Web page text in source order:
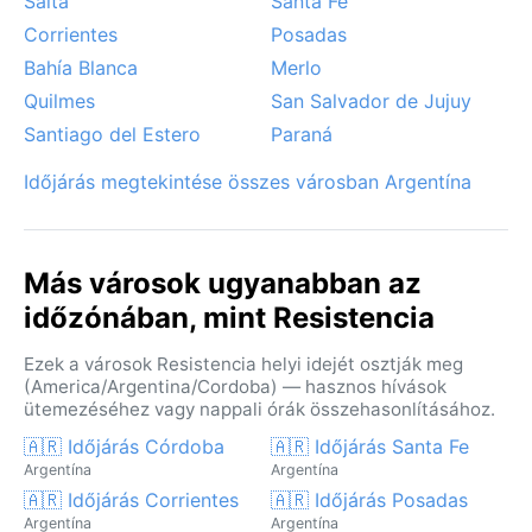
csak a csapadékosabb években jelentkezik.
Corrientes
Posadas
Bahía Blanca
Merlo
Quilmes
San Salvador de Jujuy
Santiago del Estero
Paraná
Időjárás megtekintése összes városban Argentína
Más városok ugyanabban az
időzónában, mint Resistencia
Ezek a városok Resistencia helyi idejét osztják meg
(America/Argentina/Cordoba) — hasznos hívások
ütemezéséhez vagy nappali órák összehasonlításához.
🇦🇷 Időjárás Córdoba
Argentína
🇦🇷 Időjárás Santa Fe
Argentína
🇦🇷 Időjárás Corrientes
Argentína
🇦🇷 Időjárás Posadas
Argentína